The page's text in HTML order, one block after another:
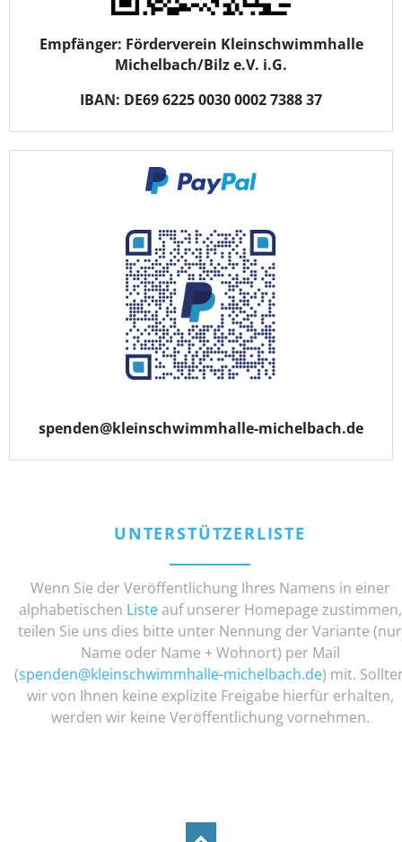
Empfänger: Förderverein Kleinschwimmhalle
Michelbach/Bilz e.V. i.G.
IBAN: DE69 6225 0030 0002 7388 37
spenden@kleinschwimmhalle-michelbach.de
UNTERSTÜTZERLISTE
Wenn Sie der Veröffentlichung Ihres Namens in einer
alphabetischen Listeauf unserer Homepage zustimmen,
teilen Sie uns dies bitte unter Nennung der Variante (nur
Name oder Name + Wohnort) per Mail
(spenden@kleinschwimmhalle-michelbach.de) mit.
wir von Ihnen keine explizite Freigabe hierfür erhalten,
werden wir keine Veröffentlichung vornehmen.